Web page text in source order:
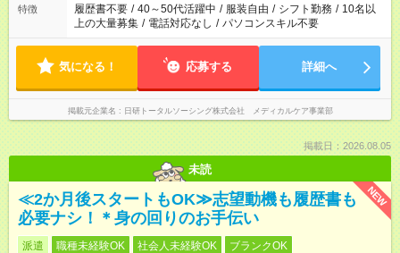
特徴 履歴書不要 / 40～50代活躍中 / 服装自由 / シフト勤務 / 10名以
上の大量募集 / 電話対応なし / パソコンスキル不要
気になる！ 応募する 詳細へ
掲載元企業名 日研トータルソーシング株式会社 メディカルケア事業部
掲載日：2026.08.05
未読
NEW
≪2か月後スタートもOK≫志望動機も履歴書も
必要ナシ！＊身の回りのお手伝い
派遣 職種未経験OK 社会人未経験OK
ブランクOK